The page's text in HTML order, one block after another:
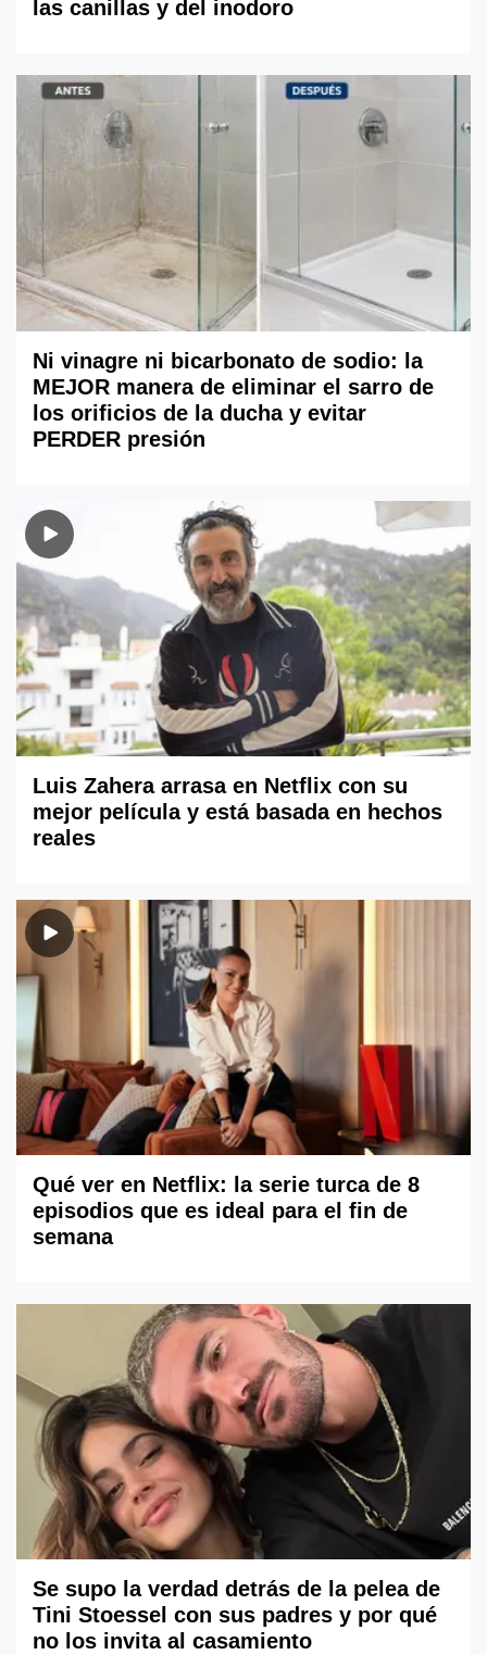
las canillas y del inodoro
Ni vinagre ni bicarbonato de sodio: la
MEJOR manera de eliminar el sarro de
los orificios de la ducha y evitar
PERDER presión
Luis Zahera arrasa en Netflix con su
mejor película y está basada en hechos
reales
Qué ver en Netflix: la serie turca de 8
episodios que es ideal para el fin de
semana
Se supo la verdad detrás de la pelea de
Tini Stoessel con sus padres y por qué
no los invita al casamiento